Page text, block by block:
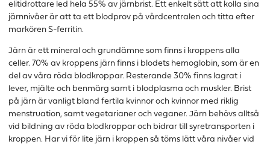
elitidrottare led hela 55% av järnbrist. Ett enkelt sätt att kolla sina
järnnivåer är att ta ett blodprov på vårdcentralen och titta efter
markören S-ferritin.
Järn är ett mineral och grundämne som finns i kroppens alla
celler. 70% av kroppens järn finns i blodets hemoglobin, som är en
del av våra röda blodkroppar. Resterande 30% finns lagrat i
lever, mjälte och benmärg samt i blodplasma och muskler. Brist
på järn är vanligt bland fertila kvinnor och kvinnor med riklig
menstruation, samt vegetarianer och veganer. Järn behövs alltså
vid bildning av röda blodkroppar och bidrar till syretransporten i
kroppen. Har vi för lite järn i kroppen så töms lätt våra nivåer vid